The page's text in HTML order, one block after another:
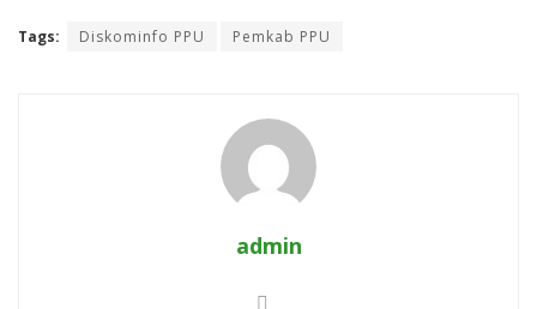
Tags: Diskominfo PPU Pemkab PPU
admin